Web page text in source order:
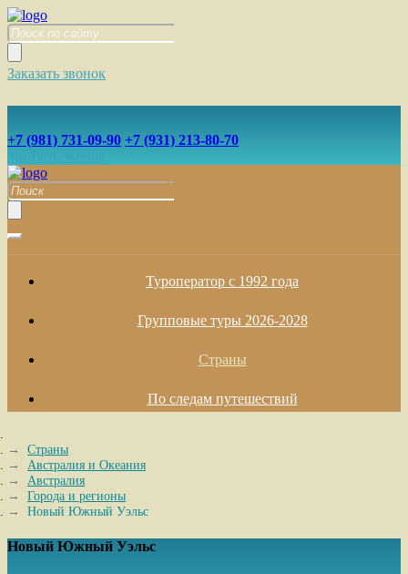
Заказать звонок
+7 (981) 731-09-90 +7 (931) 213-80-70
Туроператор с 1992 года
Групповые туры 2026-2028
Страны
По следам путешествий
Страны
Австралия и Океания
Австралия
Города и регионы
Новый Южный Уэльс
Новый Южный Уэльс